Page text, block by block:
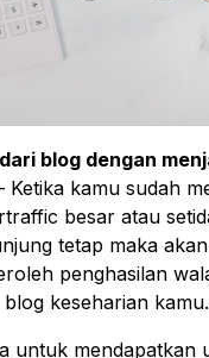
blog dengan
Ketika kamu sudah
besar atau
tetap maka
penghasilan
keseharian kamu.
untuk mendapatkan